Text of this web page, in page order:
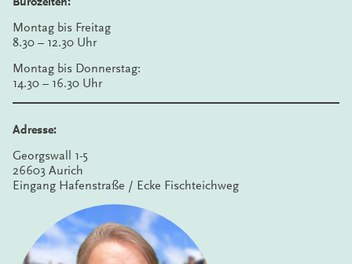
Montag bis Freitag
8.30 – 12.30 Uhr
Montag bis Donnerstag:
14.30 – 16.30 Uhr
Adresse:
Georgswall 1-5
26603 Aurich
Eingang Hafenstraße / Ecke Fischteichweg